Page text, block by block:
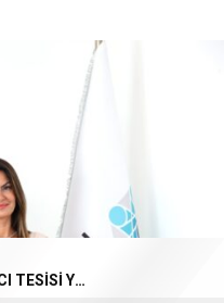
ATIL DURUMDAKİ AYRANCI TESİSİ YENİDEN HAYAT BULUYOR